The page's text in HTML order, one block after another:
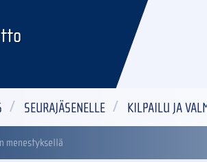
SEURAJÄSENELLE KILPAILU JA
menestyksellä